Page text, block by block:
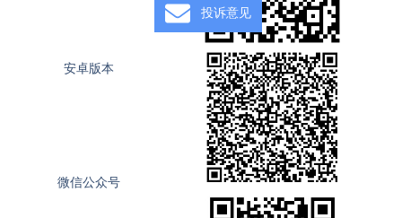
安卓版本
微信公众号
投诉意见